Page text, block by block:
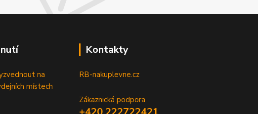
na
místech
Kontakty
RB-nakuplevne.cz
Zákaznická podpora